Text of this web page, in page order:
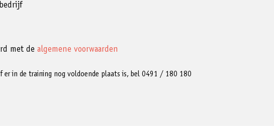
met de algemene voorwaarden
er in de training nog voldoende plaats is, bel 0491 / 180 180